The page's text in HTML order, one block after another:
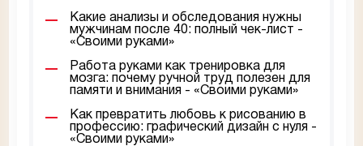
Какие анализы и обследования нужны
мужчинам после 40: полный чек-лист -
«Своими руками»
Работа руками как тренировка для
мозга: почему ручной труд полезен для
памяти и внимания - «Своими руками»
Как превратить любовь к рисованию в
профессию: графический дизайн с нуля -
«Своими руками»